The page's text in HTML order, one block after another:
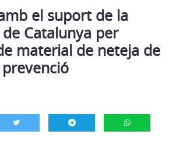
el suport de la
Catalunya per
material de neteja de